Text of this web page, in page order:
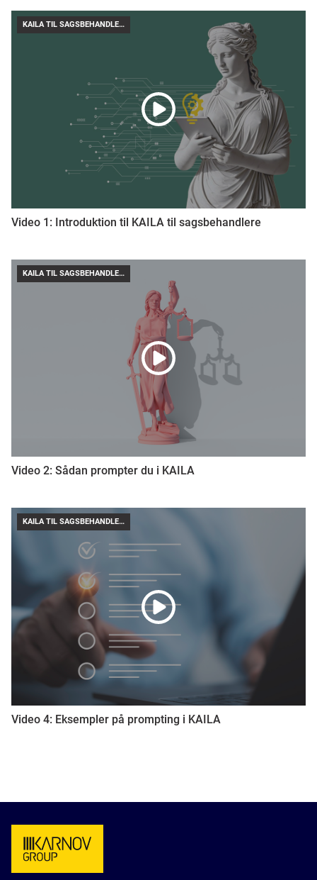
KAILA TIL SAGSBEHANDLERE
Video 1: Introduktion til KAILA til sagsbehandlere
KAILA TIL SAGSBEHANDLERE
Video 2: Sådan prompter du i KAILA
KAILA TIL SAGSBEHANDLERE
Video 4: Eksempler på prompting i KAILA